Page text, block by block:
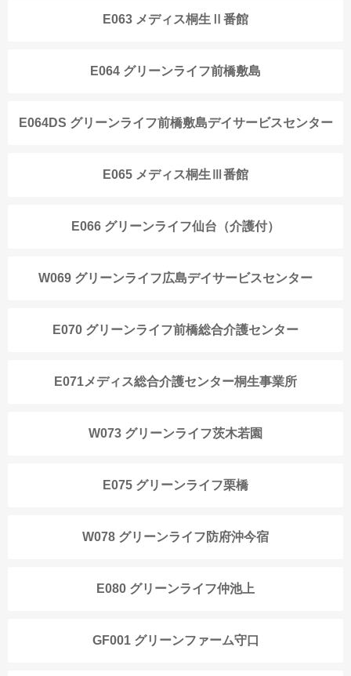
E063 メディス桐生Ⅱ番館
E064 グリーンライフ前橋敷島
E064DS グリーンライフ前橋敷島デイサービスセンター
E065 メディス桐生Ⅲ番館
E066 グリーンライフ仙台（介護付）
W069 グリーンライフ広島デイサービスセンター
E070 グリーンライフ前橋総合介護センター
E071メディス総合介護センター桐生事業所
W073 グリーンライフ茨木若園
E075 グリーンライフ栗橋
W078 グリーンライフ防府沖今宿
E080 グリーンライフ仲池上
GF001 グリーンファーム守口